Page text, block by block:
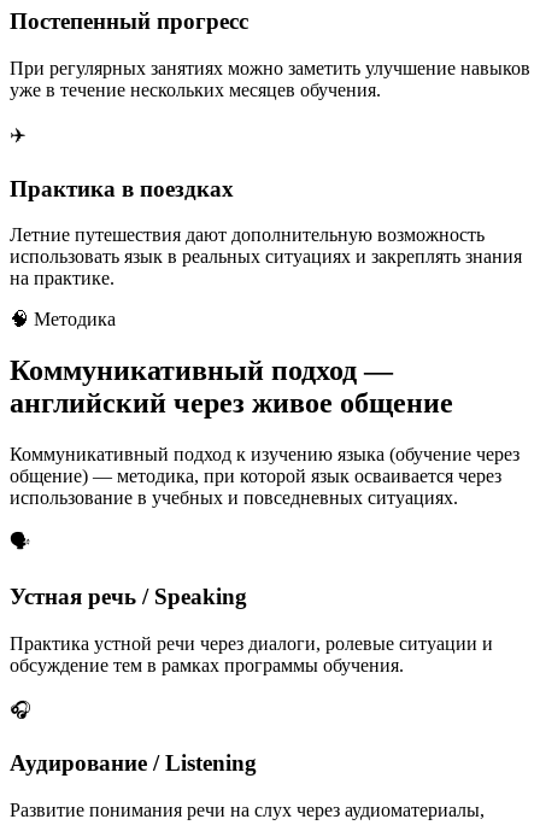
Постепенный прогресс
При регулярных занятиях можно заметить улучшение навыков
уже в течение нескольких месяцев обучения.
✈️
Практика в поездках
Летние путешествия дают дополнительную возможность
использовать язык в реальных ситуациях и закреплять знания
на практике.
🧠 Методика
Коммуникативный подход —
английский через живое общение
Коммуникативный подход к изучению языка (обучение через
общение) — методика, при которой язык осваивается через
использование в учебных и повседневных ситуациях.
🗣️
Устная речь / Speaking
Практика устной речи через диалоги, ролевые ситуации и
обсуждение тем в рамках программы обучения.
🎧
Аудирование / Listening
Развитие понимания речи на слух через аудиоматериалы,